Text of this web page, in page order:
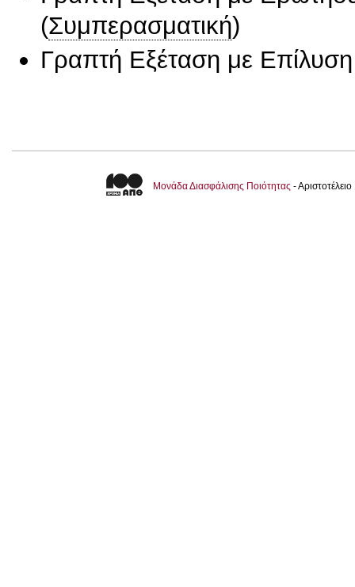
(Συμπερασματική)
Γραπτή Εξέταση με
Μονάδα Διασφάλισης Ποιότητας -